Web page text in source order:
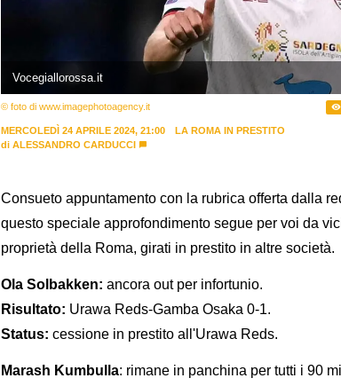
Vocegiallorossa.it
© foto di www.imagephotoagency.it
MERCOLEDÌ 24 APRILE 2024, 21:00
LA ROMA IN PRESTITO
di ALESSANDRO CARDUCCI
Consueto appuntamento con la rubrica offerta dalla
questo speciale approfondimento segue per voi da
proprietà della Roma, girati in prestito in altre società.
Ola Solbakken: ancora out per infortunio.
Risultato: Urawa Reds-Gamba Osaka 0-1.
Status: cessione in prestito all'Urawa Reds.
Marash Kumbulla: rimane in panchina per tutti i 90